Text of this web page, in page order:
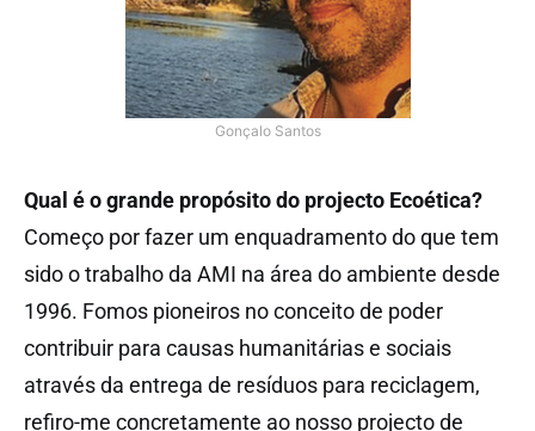
Gonçalo Santos
Qual é o grande propósito do projecto Ecoética?
Começo por fazer um enquadramento do que tem
sido o trabalho da AMI na área do ambiente desde
1996. Fomos pioneiros no conceito de poder
contribuir para causas humanitárias e sociais
através da entrega de resíduos para reciclagem,
refiro-me concretamente ao nosso projecto de